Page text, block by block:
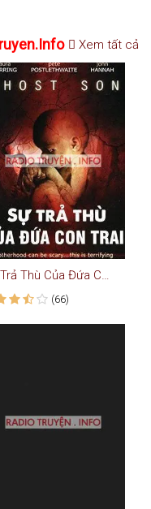
Xem tất cả
Sự Trả Thù Của Đứa Con Trai - Truyện Kinh Dị
(66)